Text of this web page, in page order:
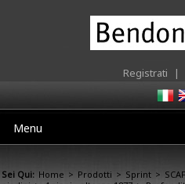
Registrati |
Menu
Sei Qui: Home > Prodotti > Sprint >